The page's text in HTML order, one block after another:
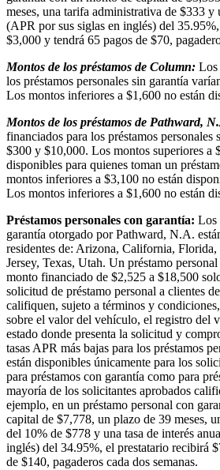
meses, una tarifa administrativa de $333 y
(APR por sus siglas en inglés) del
$3,000 y tendrá 65 pagos de $70,
Montos de los préstamos de Column: Los
los préstamos personales sin garantía
Los montos inferiores a $1,600 no están
Montos de los préstamos de Pathward,
financiados para los préstamos personales
$300 y $10,000. Los montos superiores a
disponibles para quienes toman un
montos inferiores a $3,100 no están
Los montos inferiores a $1,600 no están
Préstamos personales con garantía: Los
garantía otorgado por Pathward, N.A.
residentes de: Arizona, California,
Jersey, Texas, Utah. Un préstamo
monto financiado de $2,525 a $18,500
solicitud de préstamo personal a clientes
califiquen, sujeto a términos y
sobre el valor del vehículo, el registro del
estado donde presenta la solicitud y
tasas APR más bajas para los préstamos
están disponibles únicamente para los
para préstamos con garantía como para
mayoría de los solicitantes aprobados
ejemplo, en un préstamo personal con
capital de $7,778, un plazo de 39 meses,
del 10% de $778 y una tasa de interés
inglés) del 34.95%, el prestatario recibirá
de $140, pagaderos cada dos semanas.